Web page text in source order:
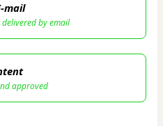
mail
delivered by email
approved